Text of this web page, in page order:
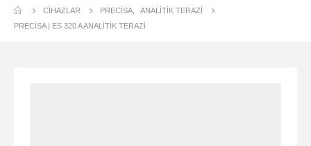
CIHAZLAR PRECISA
ANALITIK TERAZI
PRECİSA | ES 320 A ANALITIK TERAZI